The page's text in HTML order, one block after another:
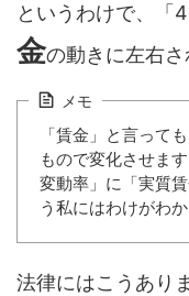
というわけで、「
金の動きに左右さ
メモ
「賃金」と言って
もので変化させま
変動率」に「実質
う私にはわけがわか
法律にはこうあり